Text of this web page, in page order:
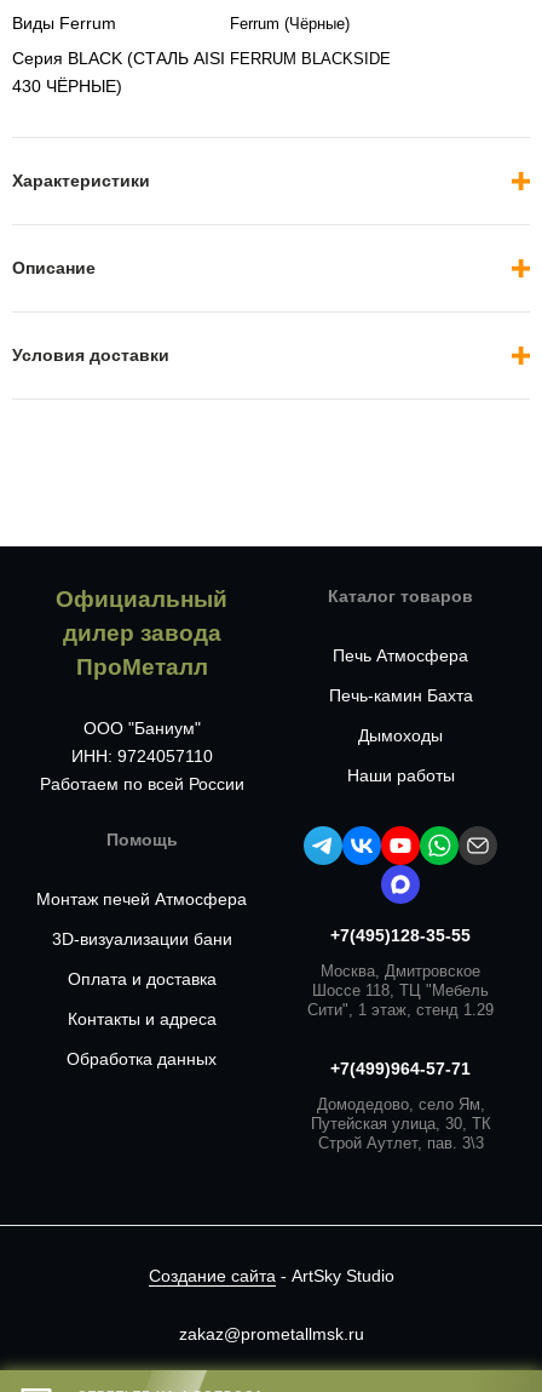
Виды Ferrum Ferrum (Чёрные)
Серия BLACK (СТАЛЬ AISI
430 ЧЁРНЫЕ)
FERRUM BLACKSIDE
Характеристики
Описание
Условия доставки
Официальный
дилер завода
ПроМеталл
ООО "Баниум"
ИНН: 9724057110
Работаем по всей России
Каталог товаров
Печь Атмосфера
Печь-камин Бахта
Дымоходы
Наши работы
Помощь
Монтаж печей Атмосфера
3D-визуализации бани
Оплата и доставка
Контакты и адреса
Обработка данных
+7(495)128-35-55
Москва, Дмитровское
Шоссе 118, ТЦ "Мебель
Сити", 1 этаж, стенд 1.29
+7(499)964-57-71
Домодедово, село Ям,
Путейская улица, 30, ТК
Строй Аутлет, пав. 3\3
Создание сайта- ArtSky Studio
zakaz@prometallmsk.ru